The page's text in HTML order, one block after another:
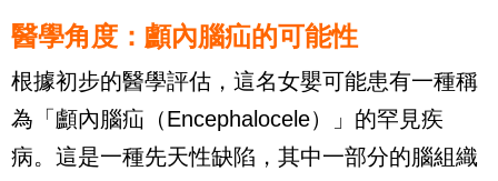
醫學角度：顱內腦疝的可能性
根據初步的醫學評估，這名女嬰可能患有一種稱
為「顱內腦疝（Encephalocele）」的罕見疾
病。這是一種先天性缺陷，其中一部分的腦組織